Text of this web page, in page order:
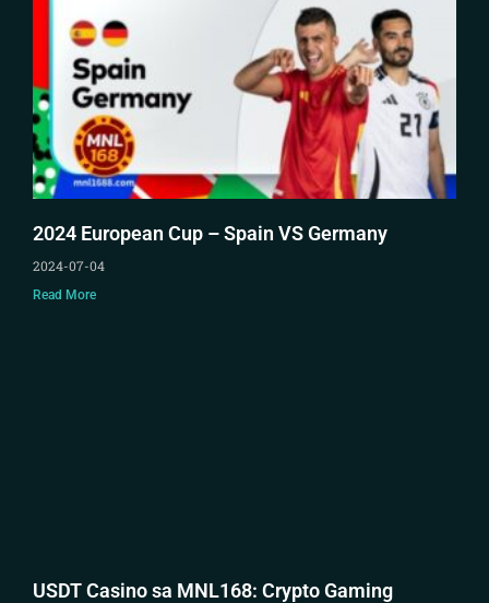
2024 European Cup – Spain VS Germany
2024-07-04
Read More
USDT Casino sa MNL168: Crypto Gaming